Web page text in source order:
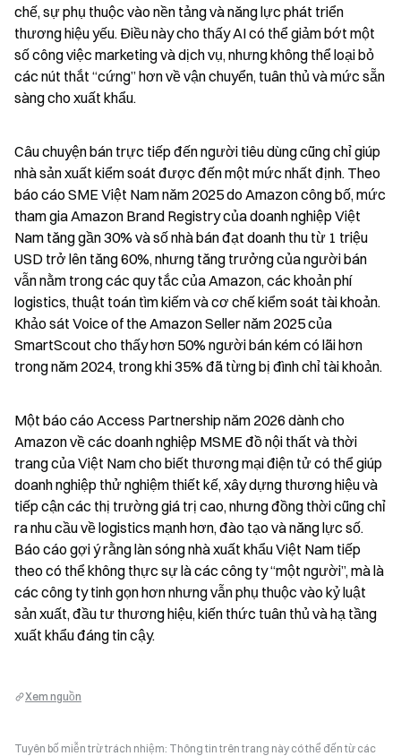
chế, sự phụ thuộc vào nền tảng và năng lực phát triển
thương hiệu yếu. Điều này cho thấy AI có thể giảm bớt một
số công việc marketing và dịch vụ, nhưng không thể loại bỏ
các nút thắt “cứng” hơn về vận chuyển, tuân thủ và mức sẵn
sàng cho xuất khẩu.
Câu chuyện bán trực tiếp đến người tiêu dùng cũng chỉ giúp
nhà sản xuất kiểm soát được đến một mức nhất định. Theo
báo cáo SME Việt Nam năm 2025 do Amazon công bố, mức
tham gia Amazon Brand Registry của doanh nghiệp Việt
Nam tăng gần 30% và số nhà bán đạt doanh thu từ 1 triệu
USD trở lên tăng 60%, nhưng tăng trưởng của người bán
vẫn nằm trong các quy tắc của Amazon, các khoản phí
logistics, thuật toán tìm kiếm và cơ chế kiểm soát tài khoản.
Khảo sát Voice of the Amazon Seller năm 2025 của
SmartScout cho thấy hơn 50% người bán kém có lãi hơn
trong năm 2024, trong khi 35% đã từng bị đình chỉ tài khoản.
Một báo cáo Access Partnership năm 2026 dành cho
Amazon về các doanh nghiệp MSME đồ nội thất và thời
trang của Việt Nam cho biết thương mại điện tử có thể giúp
doanh nghiệp thử nghiệm thiết kế, xây dựng thương hiệu và
tiếp cận các thị trường giá trị cao, nhưng đồng thời cũng chỉ
ra nhu cầu về logistics mạnh hơn, đào tạo và năng lực số.
Báo cáo gợi ý rằng làn sóng nhà xuất khẩu Việt Nam tiếp
theo có thể không thực sự là các công ty “một người”, mà là
các công ty tinh gọn hơn nhưng vẫn phụ thuộc vào kỷ luật
sản xuất, đầu tư thương hiệu, kiến thức tuân thủ và hạ tầng
xuất khẩu đáng tin cậy.
Xem nguồn
Tuyên bố miễn trừ trách nhiệm: Thông tin trên trang này có thể đến từ các